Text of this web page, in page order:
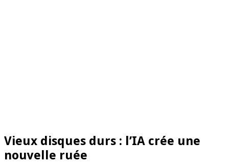
Vieux disques durs : l’IA crée une
nouvelle ruée